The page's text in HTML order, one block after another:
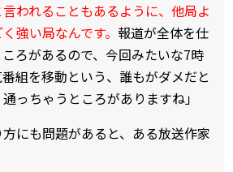
言われることもあるように、他局よ
強い局なんです。 報道が全体を仕
ろがあるので、今回みたいな7時
組を移動という、誰もがダメだと
っちゃうところがありますね」
にも問題があると、ある放送作家